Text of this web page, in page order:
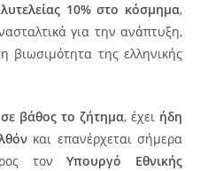
10% στο κόσμημα,
για την ανάπτυξη,
βιωσιμότητα της ελληνικής
σε βάθος το ζήτημα, έχει ήδη
και επανέρχεται σήμερα
τονΥπουργό Εθνικής